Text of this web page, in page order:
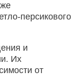
персикового
и
Их
от